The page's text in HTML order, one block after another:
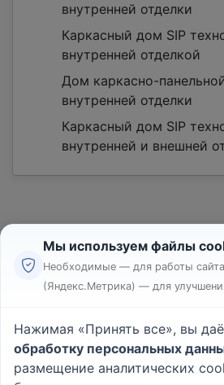
внутренней отделки
Каркасный дом SIP
внутренней отделкой
Дом каркасно-
внутренней отделки
Каркасный дом SIP
внутренней и внешней
Реклама
Пользовательское
Политика
Вопрос - Ответ|О
Мы используем файлы
Необходимые — для работы
(Яндекс.Метрика) — для
Нажимая «Принять все», вы
обработку персональных
размещение аналитических